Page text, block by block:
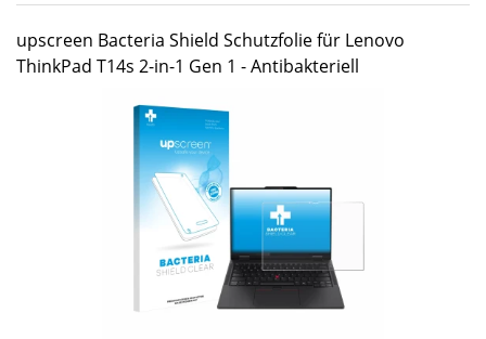
upscreen Bacteria Shield Schutzfolie für Lenovo
ThinkPad T14s 2-in-1 Gen 1 - Antibakteriell